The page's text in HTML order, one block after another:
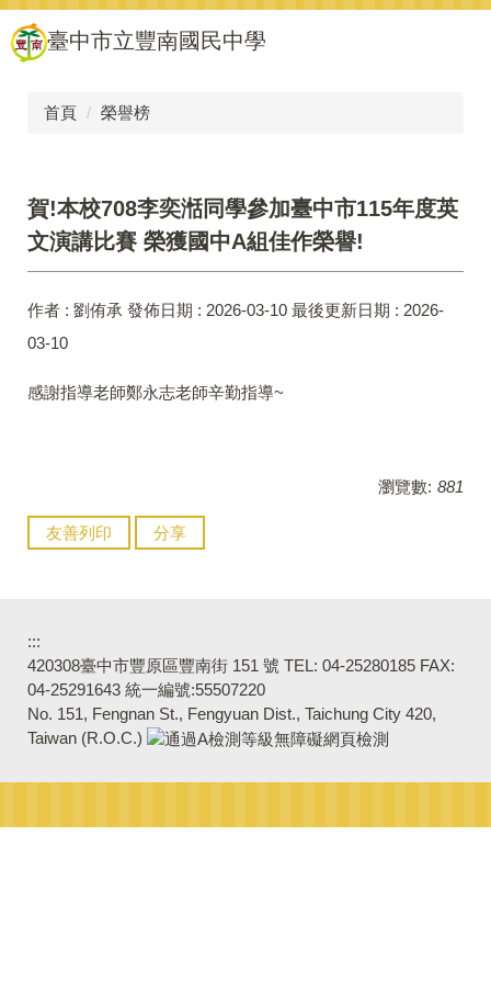
跳
到
主
臺中市立豐南國民中學
首頁 榮譽榜
賀!本校708李奕湉同學參加臺中市115年度英
文演講比賽 榮獲國中A組佳作榮譽!
作者 : 劉侑承 發佈日期 : 2026-03-10 最後更新日期 : 2026-
03-10
感謝指導老師鄭永志老師辛勤指導~
瀏覽數: 881
友善列印 分享
:::
420308臺中市豐原區豐南街 151 號 TEL: 04-25280185 FAX:
04-25291643 統一編號:55507220
No. 151, Fengnan St., Fengyuan Dist., Taichung City 420,
Taiwan (R.O.C.)